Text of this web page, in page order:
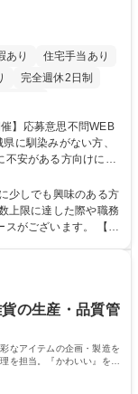
あり
住宅手当あり
完全週休2日制
不安がある方向けに、
地域情報、福利厚生情
んでどのような生活を
借上げ部屋制度、住
ーください。 募集
ー/総合職★8/26応募
少しでも興味のある方
スがございます。 【主
の生産・品質管
なアイテムの企画・製造を
を担当。『かわいい』を届